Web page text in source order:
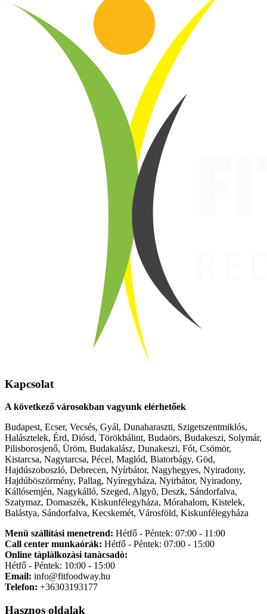
Kapcsolat
A következő városokban vagyunk elérhetőek
Budapest, Ecser, Vecsés, Gyál, Dunaharaszti, Szigetszentmiklós,
Halásztelek, Érd, Diósd, Törökbálint, Budaörs, Budakeszi, Solymár,
Pilisborosjenő, Üröm, Budakalász, Dunakeszi, Fót, Csömör,
Kistarcsa, Nagytarcsa, Pécel, Maglód, Biatorbágy, Göd,
Hajdúszoboszló, Debrecen, Nyírbátor, Nagyhegyes, Nyiradony,
Hajdúböszörmény, Pallag, Nyíregyháza, Nyirbátor, Nyiradony,
Kállósemjén, Nagykálló, Szeged, Algyõ, Deszk, Sándorfalva,
Szatymaz, Domaszék, Kiskunfélegyháza, Mórahalom, Kistelek,
Balástya, Sándorfalva, Kecskemét, Városföld, Kiskunfélegyháza
Menü szállítási menetrend: Hétfő - Péntek: 07:00 - 11:00
Call center munkaórák: Hétfő - Péntek: 07:00 - 15:00
Online tàplàlkozàsi tanàcsadò:
Hétfő - Péntek: 10:00 - 15:00
Email: info@fitfoodway.hu
Telefon: +36303193177
Hasznos oldalak